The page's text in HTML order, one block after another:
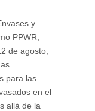
y
PPWR,
de agosto,
para las
en el
allá de la